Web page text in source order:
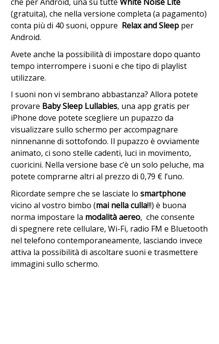
(gratuita), che nella versione completa (a pagamento)
conta più di 40 suoni, oppure Relax and Sleep per
Android.
Avete anche la possibilità di impostare dopo quanto
tempo interrompere i suoni e che tipo di playlist
utilizzare.
I suoni non vi sembrano abbastanza? Allora potete
provare Baby Sleep Lullabies, una app gratis per
iPhone dove potete scegliere un pupazzo da
visualizzare sullo schermo per accompagnare
ninnenanne di sottofondo. Il pupazzo è ovviamente
animato, ci sono stelle cadenti, luci in movimento,
cuoricini. Nella versione base c’è un solo peluche, ma
potete comprarne altri al prezzo di 0,79 € l’uno.
Ricordate sempre che se lasciate losmartphone
vicino al vostro bimbo (mai nella culla!!!) è buona
norma impostare la modalità aereo, che consente
di spegnere rete cellulare, Wi-Fi, radio FM e Bluetooth
nel telefono contemporaneamente, lasciando invece
attiva la possibilità di ascoltare suoni e trasmettere
immagini sullo schermo.